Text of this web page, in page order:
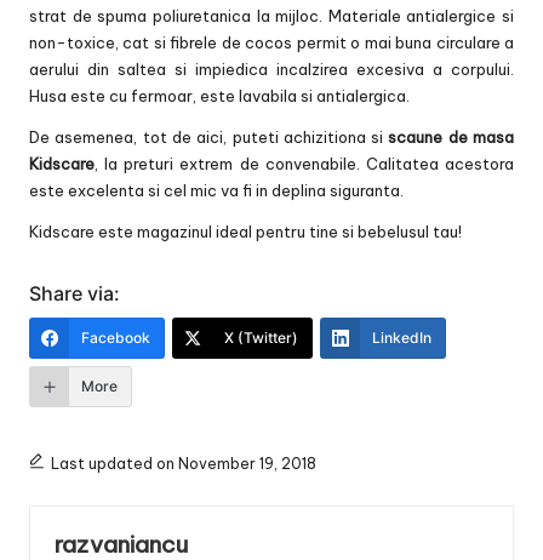
strat de spuma poliuretanica la mijloc. Materiale antialergice si
non-toxice, cat si fibrele de cocos permit o mai buna circulare a
aerului din saltea si impiedica incalzirea excesiva a corpului.
Husa este cu fermoar, este lavabila si antialergica.
De asemenea, tot de aici, puteti achizitiona siscaune de masa
Kidscare , la preturi extrem de convenabile. Calitatea acestora
este excelenta si cel mic va fi in deplina siguranta.
Kidscare este magazinul ideal pentru tine si bebelusul tau!
Share via:
Facebook X (Twitter) LinkedIn
More
Last updated on November 19, 2018
razvaniancu